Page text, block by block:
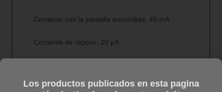
Corriente con la pantalla encendida: 45 mA
Corriente de reposo: 10 μA
Voltaje de salida: 0,7-8,0 voltios
Los productos publicados en esta pagina